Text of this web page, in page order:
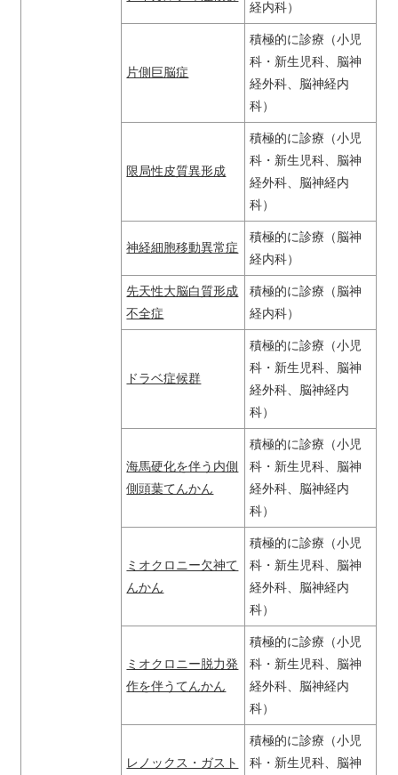
経内科）
片側巨脳症
積極的に診療（小児
科・新生児科、脳神
経外科、脳神経内
科）
限局性皮質異形成
積極的に診療（小児
科・新生児科、脳神
経外科、脳神経内
科）
神経細胞移動異常症
積極的に診療（脳神
経内科）
先天性大脳白質形成
不全症
積極的に診療（脳神
経内科）
ドラベ症候群
積極的に診療（小児
科・新生児科、脳神
経外科、脳神経内
科）
海馬硬化を伴う内側
側頭葉てんかん
積極的に診療（小児
科・新生児科、脳神
経外科、脳神経内
科）
ミオクロニー欠神て
んかん
積極的に診療（小児
科・新生児科、脳神
経外科、脳神経内
科）
ミオクロニー脱力発
作を伴うてんかん
積極的に診療（小児
科・新生児科、脳神
経外科、脳神経内
科）
レノックス・ガスト
積極的に診療（小児
科・新生児科、脳神